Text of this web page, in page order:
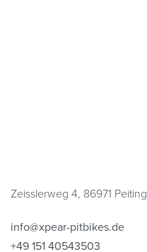
Zeisslerweg 4, 86971 Peiting
info@xpear-pitbikes.de
+49 151 40543503